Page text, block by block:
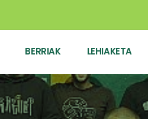
BERRIAK LEHIAKETA